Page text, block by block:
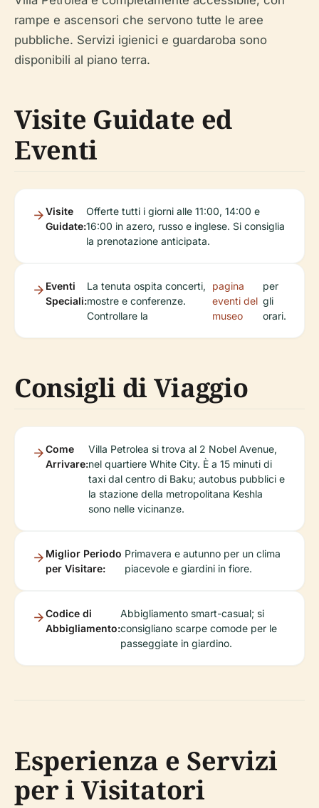
rampe e ascensori che servono tutte le aree
pubbliche. Servizi igienici e guardaroba sono
disponibili al piano terra.
Visite Guidate ed
Eventi
Visite
Guidate:
Offerte tutti i giorni alle 11:00, 14:00 e
16:00 in azero, russo e inglese. Si consiglia
la prenotazione anticipata.
Eventi
Speciali:
La tenuta ospita concerti,
mostre e conferenze.
Controllare la
pagina
eventi del
museo
per
gli
orari.
Consigli di Viaggio
Come
Arrivare:
Villa Petrolea si trova al 2 Nobel Avenue,
nel quartiere White City. È a 15 minuti di
taxi dal centro di Baku; autobus pubblici e
la stazione della metropolitana Keshla
sono nelle vicinanze.
Miglior Periodo
per Visitare:
Primavera e autunno per un clima
piacevole e giardini in fiore.
Codice di
Abbigliamento:
Abbigliamento smart-casual; si
consigliano scarpe comode per le
passeggiate in giardino.
Esperienza e Servizi
per i Visitatori